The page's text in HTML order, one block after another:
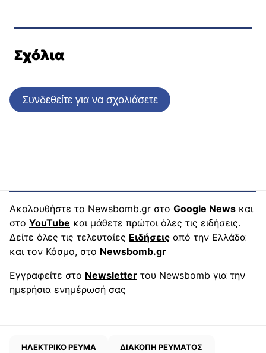
Σχόλια
Συνδεθείτε για να σχολιάσετε
Ακολουθήστε το Newsbomb.gr στο Google News και
στο YouTube και μάθετε πρώτοι όλες τις ειδήσεις.
Δείτε όλες τις τελευταίες Ειδήσεις από την Ελλάδα
και τον Κόσμο, στο Newsbomb.gr
Εγγραφείτε στο Newsletter του Newsbomb για την
ημερήσια ενημέρωσή σας
ΗΛΕΚΤΡΙΚΟ ΡΕΥΜΑ ΔΙΑΚΟΠΗ ΡΕΥΜΑΤΟΣ